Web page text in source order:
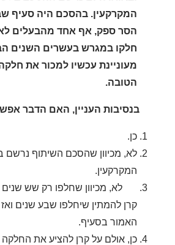
המקרקעין. בהסכם היה סעיף
הסר ספק, אף אחד מהבעלים
חלקו במגרש בעשרים השנים
מעוניינת עכשיו למכור את
הטובה.
בנסיבות העניין, האם הדבר
כן.
לא, מכיוון שהסכם השיתוף נרשם
המקרקעין.
לא, מכיוון שחלפו רק שש
קרן להמתין שיחלפו שבע שנים
האמור בסעיף.
כן, אולם על קרן להציע את